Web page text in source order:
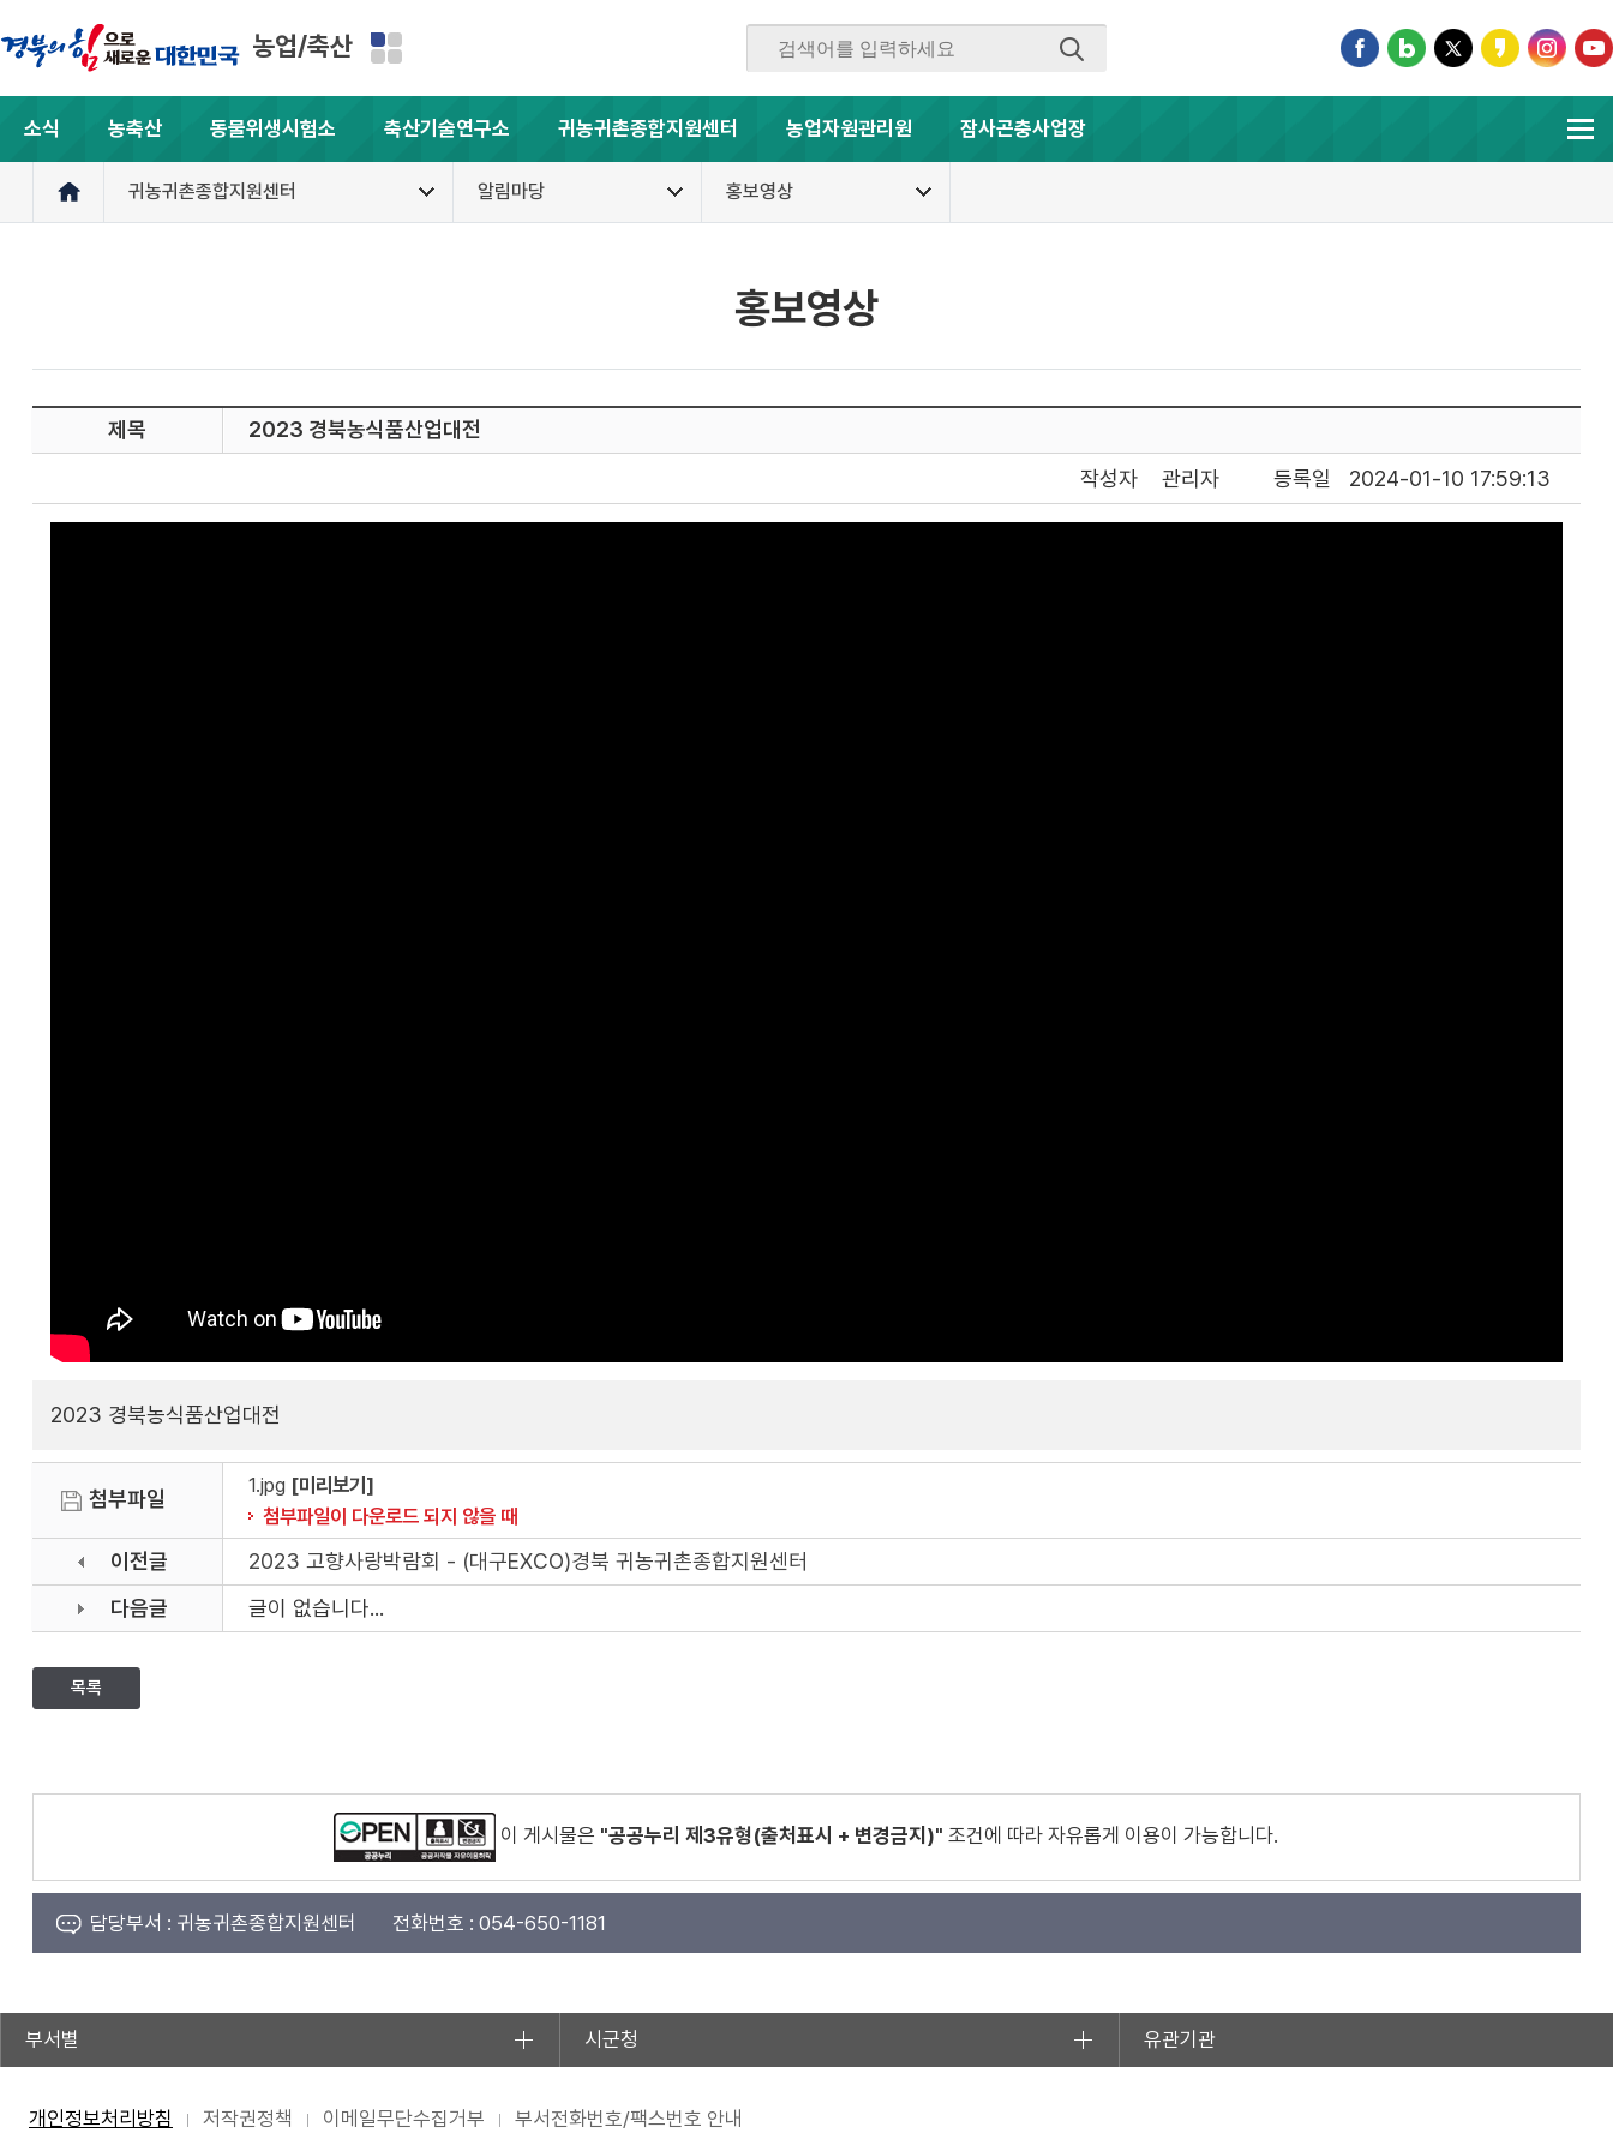
농업/축산
소식 농축산 동물위생시험소 축산기술연구소 귀농귀촌종합지원센터 농업자원관리원 잠사곤충사업장
귀농귀촌종합지원센터 알림마당 홍보영상
홍보영상
제목
2023 경북농식품산업대전
등록일
2024-01-10 17:59:13
작성자 관리자
2023 경북농식품산업대전
첨부파일
1.jpg [미리보기]
첨부파일이 다운로드 되지 않을 때
이전글
2023 고향사랑박람회 - (대구EXCO)경북 귀농귀촌종합지원센터
다음글
글이 없습니다...
목록
이 게시물은 "공공누리 제3유형(출처표시 + 변경금지)" 조건에 따라 자유롭게 이용이 가능합니다.
담당부서 : 귀농귀촌종합지원센터 전화번호 : 054-650-1181
부서별 시군청 유관기관
개인정보처리방침 저작권정책 이메일무단수집거부 부서전화번호/팩스번호 안내